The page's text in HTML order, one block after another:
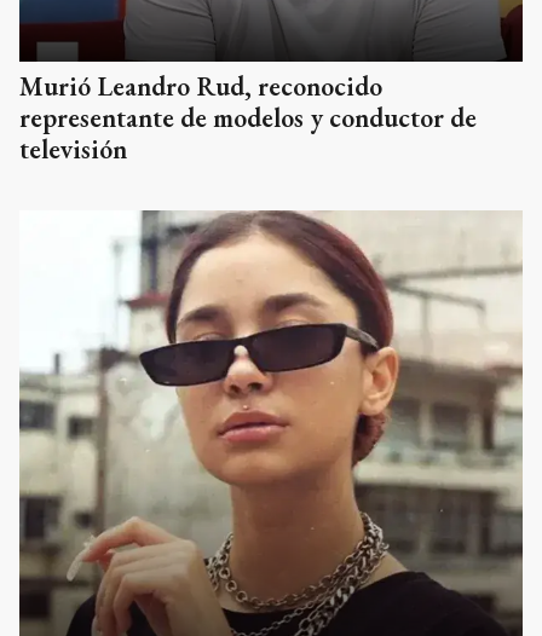
Murió Leandro Rud, reconocido
representante de modelos y conductor de
televisión